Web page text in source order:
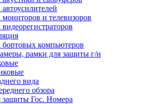
мониторов и телевизоров
видеорегистраторов
бортовых компьютеров
рамки для защиты г/н
вида
обзора
защиты Гос. Номера